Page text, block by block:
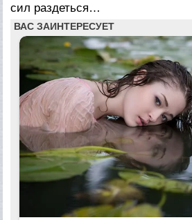
сил раздеться…